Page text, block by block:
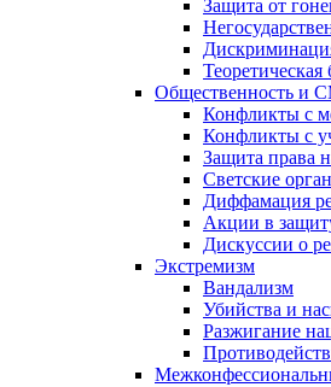
Защита от
Теоретическая
Общественность и
Конфликты с
Конфликты с
Защита права
Светские
Диффамация
Акции в
Дискуссии о
Экстремизм
Вандализм
Убийства и
Разжигание